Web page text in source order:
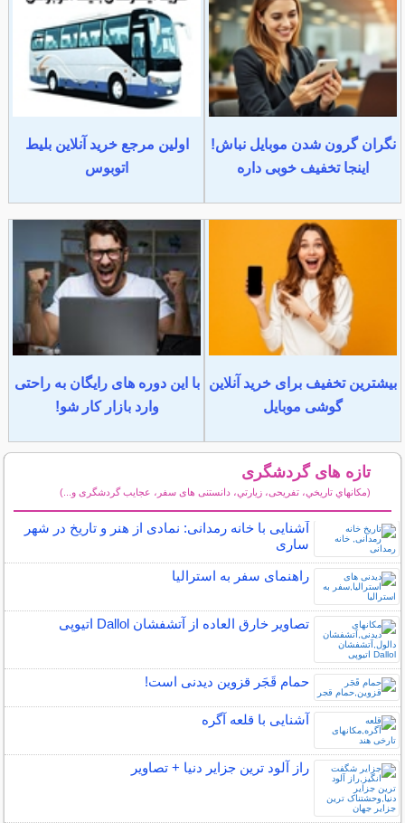
نگران گرون شدن موبایل نباش!
اینجا تخفیف خوبی داره
اولین مرجع خرید آنلاین بلیط
اتوبوس
بیشترین تخفیف برای خرید آنلاین
گوشی موبایل
با این دوره های رایگان به راحتی
وارد بازار کار شو!
تازه های گردشگری
(مكانهاي تاريخي، تفریحی، زيارتي، دانستنی های سفر، عجایب گردشگری و...)
آشنایی با خانه رمدانی: نمادی از هنر و تاریخ در شهر
ساری
راهنمای سفر به استرالیا
تصاویر خارق العاده از آتشفشان Dallol اتیوپی
حمام قَجَر قزوین دیدنی است!
آشنایی با قلعه آگره
راز آلود ترین جزایر دنیا + تصاویر